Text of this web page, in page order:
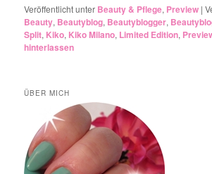
Veröffentlicht unter Beauty & Pflege, Preview |
Beauty, Beautyblog, Beautyblogger,
Split, Kiko, Kiko Milano, Limited Edition,
hinterlassen
ÜBER MICH